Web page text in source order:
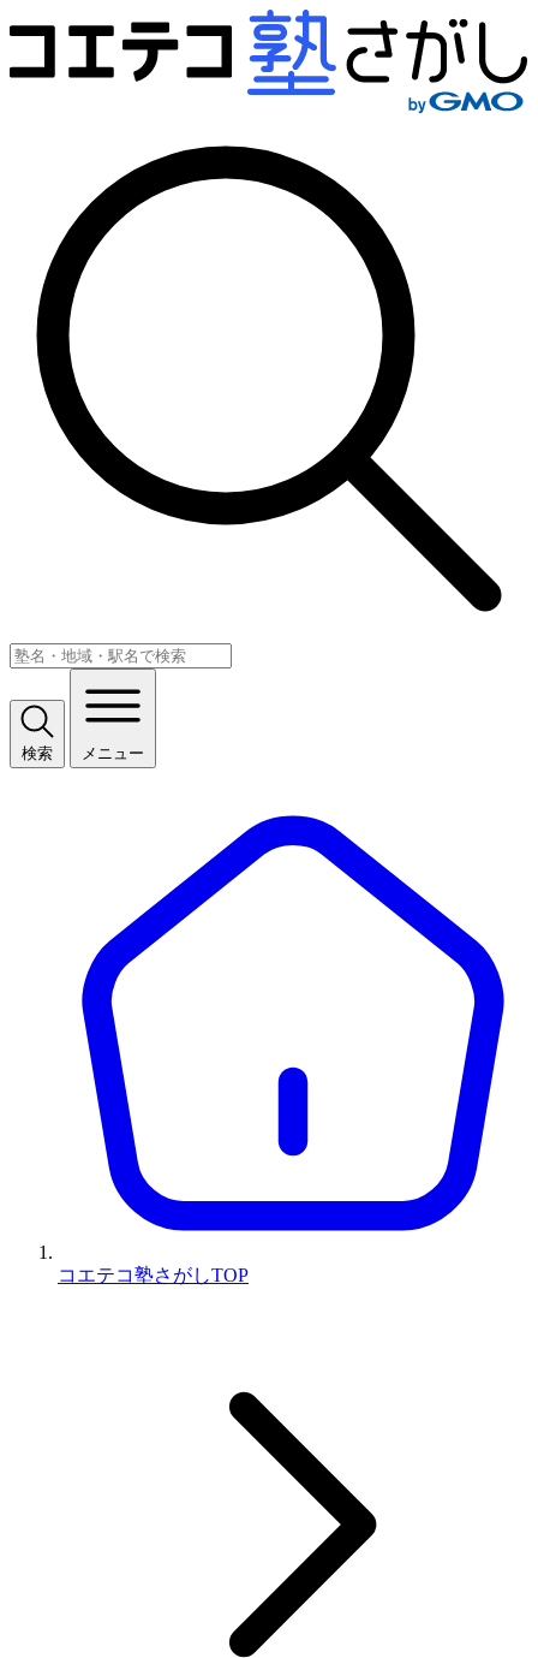
検索 メニュー
コエテコ塾さがしTOP